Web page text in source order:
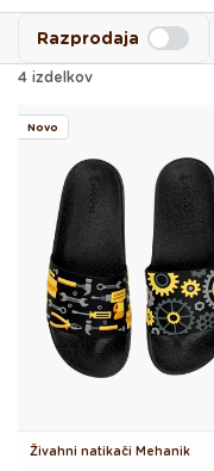
Razprodaja
4 izdelkov
Novo
Živahni natikači Mehanik